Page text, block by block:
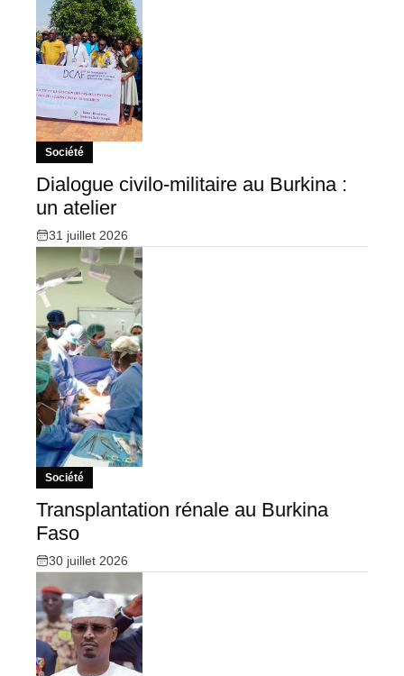
Société
Dialogue civilo-militaire au Burkina :
un atelier
31 juillet 2026
Société
Transplantation rénale au Burkina
Faso
30 juillet 2026